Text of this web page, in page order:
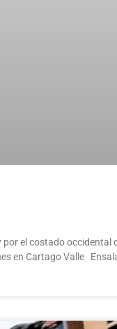
el costado occidental
en Cartago Valle